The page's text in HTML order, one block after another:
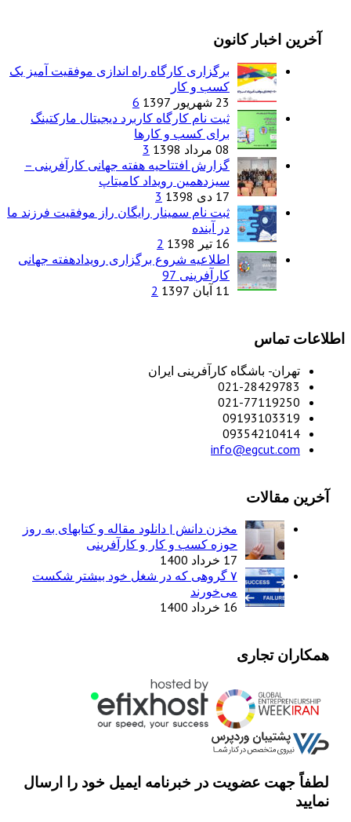
آخرین اخبار کانون
برگزاری کارگاه راه اندازی موفقیت آمیز یک
کسب و کار
23 شهریور 1397
6
ثبت نام کارگاه کاربرد دیجیتال مارکتینگ
برای کسب و کارها
08 مرداد 1398
3
گزارش افتتاحیه هفته جهانی کارآفرینی –
سیزدهمین رویداد کامیتاپ
17 دی 1398
3
ثبت نام سمینار رایگان راز موفقیت فرزند ما
در آینده
16 تیر 1398
2
اطلاعیه شروع برگزاری رویدادهفته جهانی
کارآفرینی 97
11 آبان 1397
2
اطلاعات تماس
تهران- باشگاه کارآفرینی ایران
021-28429783
021-77119250
09193103319
09354210414
info@egcut.com
آخرین مقالات
مخزن دانش | دانلود مقاله و کتابهای به روز
حوزه کسب و کار و کارآفرینی
17 خرداد 1400
۷ گروهی که در شغل خود بیشتر شکست
می‌خورند
16 خرداد 1400
همکاران تجاری
لطفاً جهت عضویت در خبرنامه ایمیل خود را ارسال
نمایید